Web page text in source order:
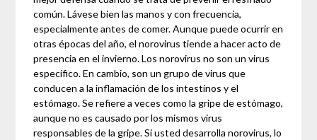
común. Lávese bien las manos y con frecuencia,
especialmente antes de comer. Aunque puede ocurrir en
otras épocas del año, el norovirus tiende a hacer acto de
presencia en el invierno. Los norovirus no son un virus
específico. En cambio, son un grupo de virus que
conducen a la inflamación de los intestinos y el
estómago. Se refiere a veces como la gripe de estómago,
aunque no es causado por los mismos virus
responsables de la gripe. Si usted desarrolla norovirus, lo